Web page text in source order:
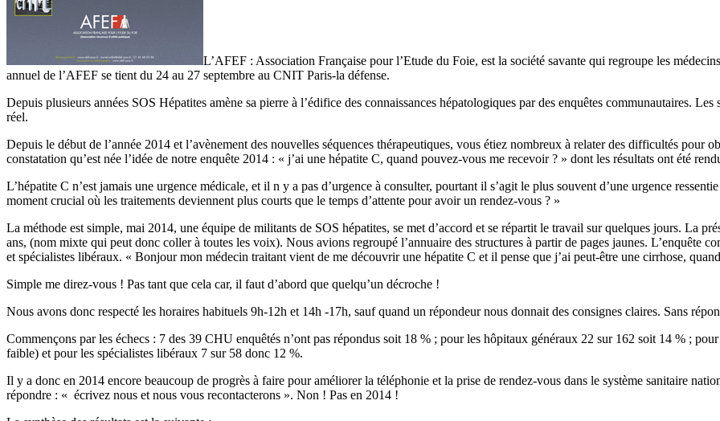
L’AFEF : Association Française pour l’Etude du Foie, est la société savante qui regroupe les
annuel de l’AFEF se tient du 24 au 27 septembre au CNIT Paris-la défense.
Depuis plusieurs années SOS Hépatites amène sa pierre à l’édifice des connaissances hépatologiques par des enquêtes communautaires.
réel.
Depuis le début de l’année 2014 et l’avènement des nouvelles séquences thérapeutiques, vous étiez nombreux à relater des difficultés pour
constatation qu’est née l’idée de notre enquête 2014 : « j’ai une hépatite C, quand pouvez-vous me recevoir ? » dont les résultats ont été
L’hépatite C n’est jamais une urgence médicale, et il n y a pas d’urgence à consulter, pourtant il s’agit le plus souvent d’une urgence
moment crucial où les traitements deviennent plus courts que le temps d’attente pour avoir un rendez-vous ? »
La méthode est simple, mai 2014, une équipe de militants de SOS hépatites, se met d’accord et se répartit le travail sur quelques jours. La
ans, (nom mixte qui peut donc coller à toutes les voix). Nous avions regroupé l’annuaire des structures à partir de pages jaunes. L’enquête
et spécialistes libéraux. « Bonjour mon médecin traitant vient de me découvrir une hépatite C et il pense que j’ai peut-être une cirrhose,
Simple me direz-vous ! Pas tant que cela car, il faut d’abord que quelqu’un décroche !
Nous avons donc respecté les horaires habituels 9h-12h et 14h -17h, sauf quand un répondeur nous donnait des consignes claires. Sans
Commençons par les échecs : 7 des 39 CHU enquêtés n’ont pas répondus soit 18 % ; pour les hôpitaux généraux 22 sur 162 soit 14 % ;
faible) et pour les spécialistes libéraux 7 sur 58 donc 12 %.
Il y a donc en 2014 encore beaucoup de progrès à faire pour améliorer la téléphonie et la prise de rendez-vous dans le système sanitaire
répondre : « écrivez nous et nous vous recontacterons ». Non ! Pas en 2014 !